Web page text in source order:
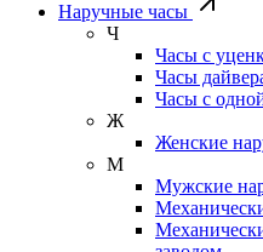
Наручные часы
Ч
Часы с
Часы
Часы с
Ж
Женские
М
Мужские